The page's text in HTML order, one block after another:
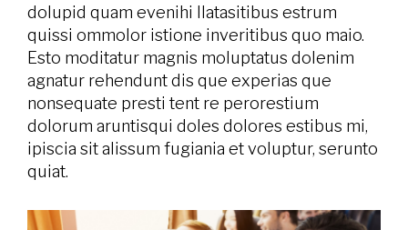
dolupid quam evenihi llatasitibus estrum
quissi ommolor istione inveritibus quo maio.
Esto moditatur magnis moluptatus dolenim
agnatur rehendunt dis que experias que
nonsequate presti tent re perorestium
dolorum aruntisqui doles dolores estibus mi,
ipiscia sit alissum fugiania et voluptur, serunto
quiat.